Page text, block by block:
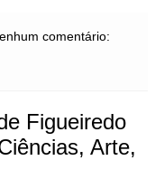
comentário:
Figueiredo
Arte,